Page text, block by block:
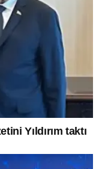
Yıldırım taktı